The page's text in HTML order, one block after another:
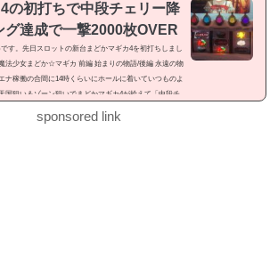
の初打ちで中段チェリー降
グ達成で一撃2000枚OVER
す。先日スロットの新台まどかマギカ4を初打ちしまし
法少女まどか☆マギカ 前編 始まりの物語/後編 永遠の物
ナ稼働の合間に14時くらいにホールに着いていつものよ
国狙い＆ゾーン狙いでまどかマギカ4が拾えて「中段チ
のメシマズ記事ですが良かったら御覧ください。まどか
sponsored link